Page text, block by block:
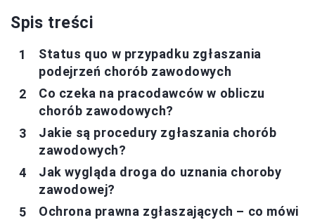
Spis treści
Status quo w przypadku zgłaszania
podejrzeń chorób zawodowych
Co czeka na pracodawców w obliczu
chorób zawodowych?
Jakie są procedury zgłaszania chorób
zawodowych?
Jak wygląda droga do uznania choroby
zawodowej?
Ochrona prawna zgłaszających – co mówi